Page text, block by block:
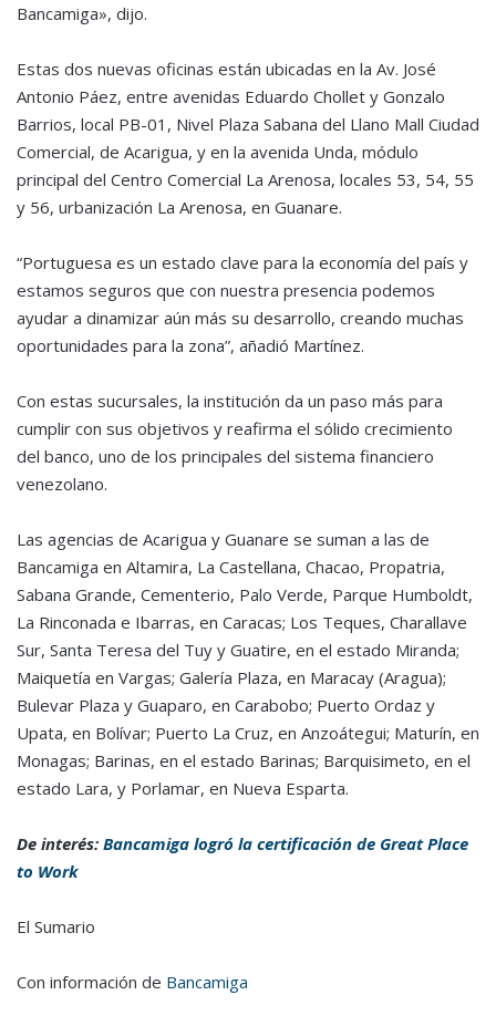
Bancamiga», dijo.
Estas dos nuevas oficinas están ubicadas en la Av. José
Antonio Páez, entre avenidas Eduardo Chollet y Gonzalo
Barrios, local PB-01, Nivel Plaza Sabana del Llano Mall Ciudad
Comercial, de Acarigua, y en la avenida Unda, módulo
principal del Centro Comercial La Arenosa, locales 53, 54, 55
y 56, urbanización La Arenosa, en Guanare.
“Portuguesa es un estado clave para la economía del país y
estamos seguros que con nuestra presencia podemos
ayudar a dinamizar aún más su desarrollo, creando muchas
oportunidades para la zona”, añadió Martínez.
Con estas sucursales, la institución da un paso más para
cumplir con sus objetivos y reafirma el sólido crecimiento
del banco, uno de los principales del sistema financiero
venezolano.
Las agencias de Acarigua y Guanare se suman a las de
Bancamiga en Altamira, La Castellana, Chacao, Propatria,
Sabana Grande, Cementerio, Palo Verde, Parque Humboldt,
La Rinconada e Ibarras, en Caracas; Los Teques, Charallave
Sur, Santa Teresa del Tuy y Guatire, en el estado Miranda;
Maiquetía en Vargas; Galería Plaza, en Maracay (Aragua);
Bulevar Plaza y Guaparo, en Carabobo; Puerto Ordaz y
Upata, en Bolívar; Puerto La Cruz, en Anzoátegui; Maturín, en
Monagas; Barinas, en el estado Barinas; Barquisimeto, en el
estado Lara, y Porlamar, en Nueva Esparta.
De interés: Bancamiga logró la certificación de Great Place
to Work
El Sumario
Con información de Bancamiga